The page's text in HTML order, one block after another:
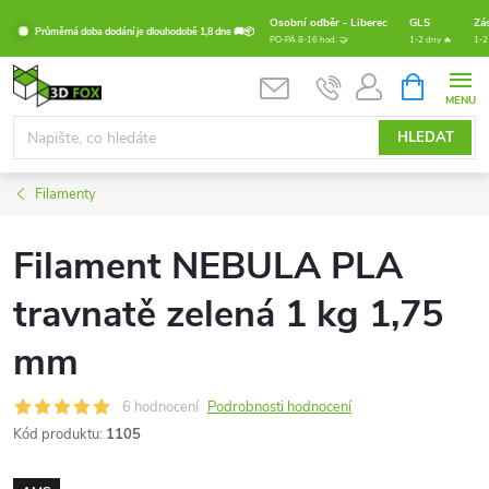
obsah
Průměrná doba dodání je dlouhodobě 1,8 dne 🚚📦
Osobní odběr - Liberec GLS
PO-PÁ 8-16 hod. 🤝 1-2 dny 🔥 1-
HLEDAT
NÁKUPNÍ
KOŠÍK
Filamenty
Filament NEBULA PLA
travnatě zelená 1 kg 1,75
mm
6 hodnocení Podrobnosti hodnocení
Kód produktu: 1105